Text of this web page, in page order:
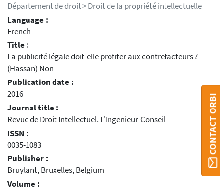
Département de droit > Droit de la propriété intellectuelle
Language :
French
Title :
La publicité légale doit-elle profiter aux contrefacteurs ?
(Hassan) Non
Publication date :
2016
Journal title :
Revue de Droit Intellectuel. L'Ingenieur-Conseil
ISSN :
0035-1083
Publisher :
Bruylant, Bruxelles, Belgium
Volume :
CONTACT ORBI